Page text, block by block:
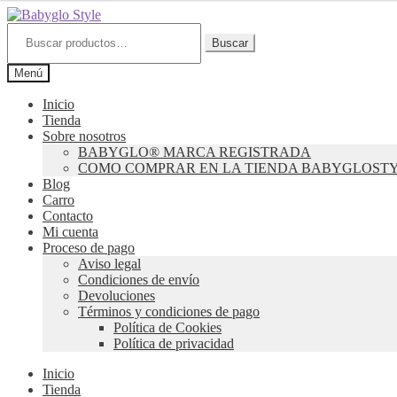
Ir
navegación
Ir
contenido
Buscar
Menú
Inicio
Tienda
Sobre nosotros
BABYGLO® MARCA REGISTRADA
COMO COMPRAR EN LA TIENDA
Blog
Carro
Contacto
Mi cuenta
Proceso de pago
Aviso legal
Condiciones de envío
Devoluciones
Términos y condiciones de pago
Política de Cookies
Política de privacidad
Inicio
Tienda